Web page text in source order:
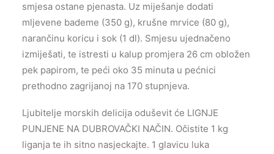
smjesa ostane pjenasta. Uz miješanje dodati
mljevene bademe (350 g), krušne mrvice (80 g),
narančinu koricu i sok (1 dl). Smjesu ujednačeno
izmiješati, te istresti u kalup promjera 26 cm obložen
pek papirom, te peći oko 35 minuta u pećnici
prethodno zagrijanoj na 170 stupnjeva.
Ljubitelje morskih delicija oduševit će LIGNJE
PUNJENE NA DUBROVAČKI NAČIN. Očistite 1 kg
liganja te ih sitno nasjeckajte. 1 glavicu luka